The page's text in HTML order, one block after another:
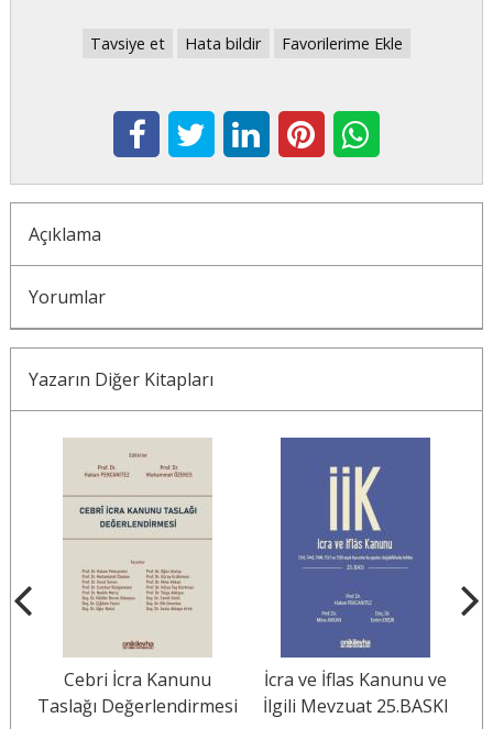
Tavsiye et Hata bildir Favorilerime Ekle
Açıklama
Yorumlar
Yazarın Diğer Kitapları
Cebri İcra Kanunu
Taslağı Değerlendirmesi
İcra ve İflas Kanunu ve
İlgili Mevzuat 25.BASKI